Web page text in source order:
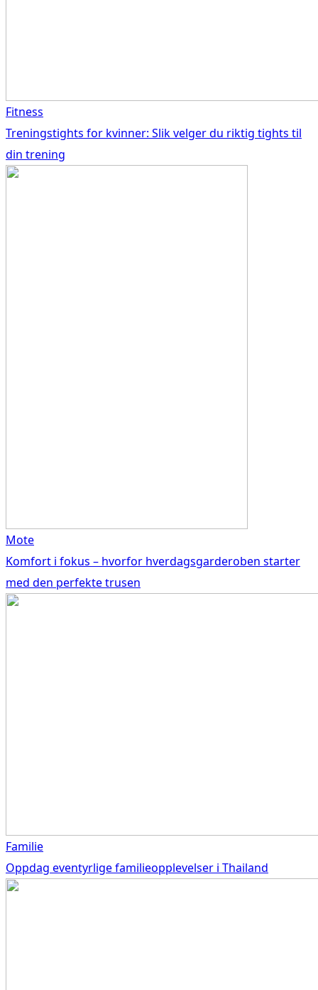
Fitness
Treningstights for kvinner: Slik velger du riktig tights til
din trening
Mote
Komfort i fokus – hvorfor hverdagsgarderoben starter
med den perfekte trusen
Familie
Oppdag eventyrlige familieopplevelser i Thailand